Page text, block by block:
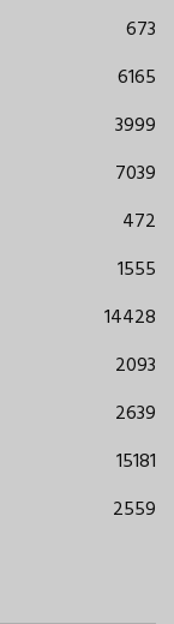
673
6165
3999
7039
472
1555
14428
2093
2639
15181
2559